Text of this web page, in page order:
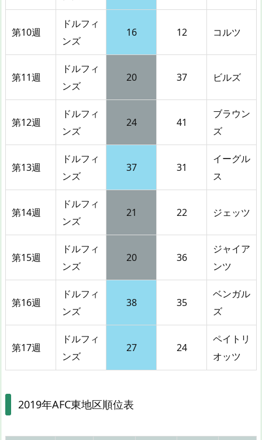
第10週
ドルフィ
ンズ
16 12 コルツ
第11週
ドルフィ
ンズ
20 37 ビルズ
第12週
ドルフィ
ンズ
24 41
ブラウン
ズ
第13週
ドルフィ
ンズ
37 31
イーグル
ス
第14週
ドルフィ
ンズ
21 22 ジェッツ
第15週
ドルフィ
ンズ
20 36
ジャイア
ンツ
第16週
ドルフィ
ンズ
38 35
ベンガル
ズ
第17週
ドルフィ
ンズ
27 24
ペイトリ
オッツ
2019年AFC東地区順位表